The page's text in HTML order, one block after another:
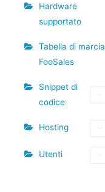
Hardware
supportato
Tabella di marcia
FooSales
Snippet di
codice
Hosting
Utenti